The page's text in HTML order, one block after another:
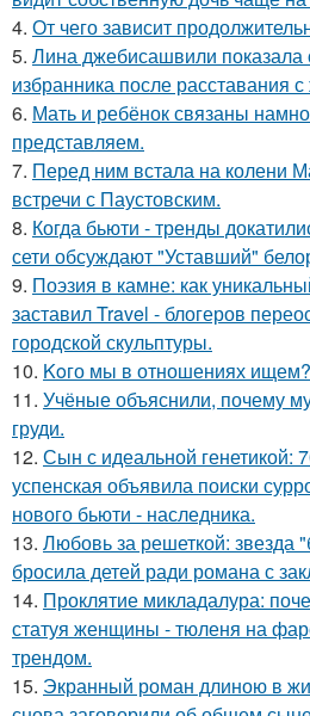
4. От чего зависит
5. Лина джебисашвили показала
избранника после расставания
6. Мать и ребёнок связаны
представляем.
7. Перед ним встала на колени
встречи с Паустовским.
8. Когда бьюти - тренды
сети обсуждают "Уставший"
9. Поэзия в камне: как
заставил Travel - блогеров
городской скульптуры.
10. Koго мы в отношениях ищем?
11. Учёные объяснили, почему
груди.
12. Сын с идеальной генетикой:
успенская объявила поиски
нового бьюти - наследника.
13. Любовь за решеткой: звезда
бросила детей ради романа с
14. Проклятие микладалура:
статуя женщины - тюленя на
трендом.
15. Экранный роман длиною в